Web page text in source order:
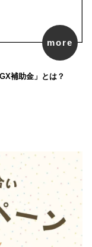
more
補助金」とは？